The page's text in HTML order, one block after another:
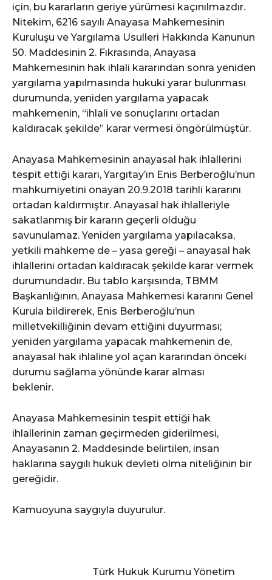
için, bu kararların geriye yürümesi kaçınılmazdır.
Nitekim, 6216 sayılı Anayasa Mahkemesinin
Kuruluşu ve Yargılama Usulleri Hakkında Kanunun
50. Maddesinin 2. Fıkrasında, Anayasa
Mahkemesinin hak ihlali kararından sonra yeniden
yargılama yapılmasında hukuki yarar bulunması
durumunda, yeniden yargılama yapacak
mahkemenin, “ihlali ve sonuçlarını ortadan
kaldıracak şekilde” karar vermesi öngörülmüştür.
Anayasa Mahkemesinin anayasal hak ihlallerini
tespit ettiği kararı, Yargıtay’ın Enis Berberoğlu’nun
mahkumiyetini onayan 20.9.2018 tarihli kararını
ortadan kaldırmıştır. Anayasal hak ihlalleriyle
sakatlanmış bir kararın geçerli olduğu
savunulamaz. Yeniden yargılama yapılacaksa,
yetkili mahkeme de – yasa gereği – anayasal hak
ihlallerini ortadan kaldıracak şekilde karar vermek
durumundadır. Bu tablo karşısında, TBMM
Başkanlığının, Anayasa Mahkemesi kararını Genel
Kurula bildirerek, Enis Berberoğlu’nun
milletvekilliğinin devam ettiğini duyurması;
yeniden yargılama yapacak mahkemenin de,
anayasal hak ihlaline yol açan kararından önceki
durumu sağlama yönünde karar alması
beklenir.
Anayasa Mahkemesinin tespit ettiği hak
ihlallerinin zaman geçirmeden giderilmesi,
Anayasanın 2. Maddesinde belirtilen, insan
haklarına saygılı hukuk devleti olma niteliğinin bir
gereğidir.
Kamuoyuna saygıyla duyurulur.
Türk Hukuk Kurumu Yönetim